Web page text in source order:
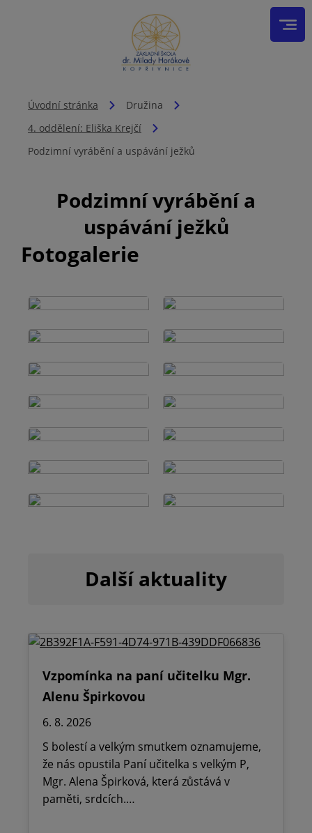
Úvodní stránka
Družina
4. oddělení: Eliška Krejčí
Podzimní vyrábění a uspávání ježků
Podzimní vyrábění a
uspávání ježků
Fotogalerie
Další aktuality
Vzpomínka na paní učitelku Mgr.
Alenu Špirkovou
6. 8. 2026
S bolestí a velkým smutkem oznamujeme,
že nás opustila Paní učitelka s velkým P,
Mgr. Alena Špirková, která zůstává v
paměti, srdcích.…